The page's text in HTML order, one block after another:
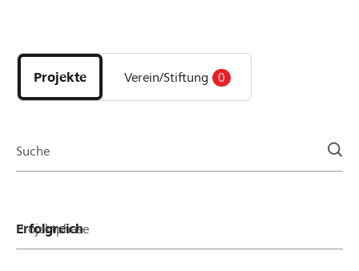
DE FR IT
Projekte
und
Organisationen
Projekte Verein/Stiftung 0
Suche
Projektphase